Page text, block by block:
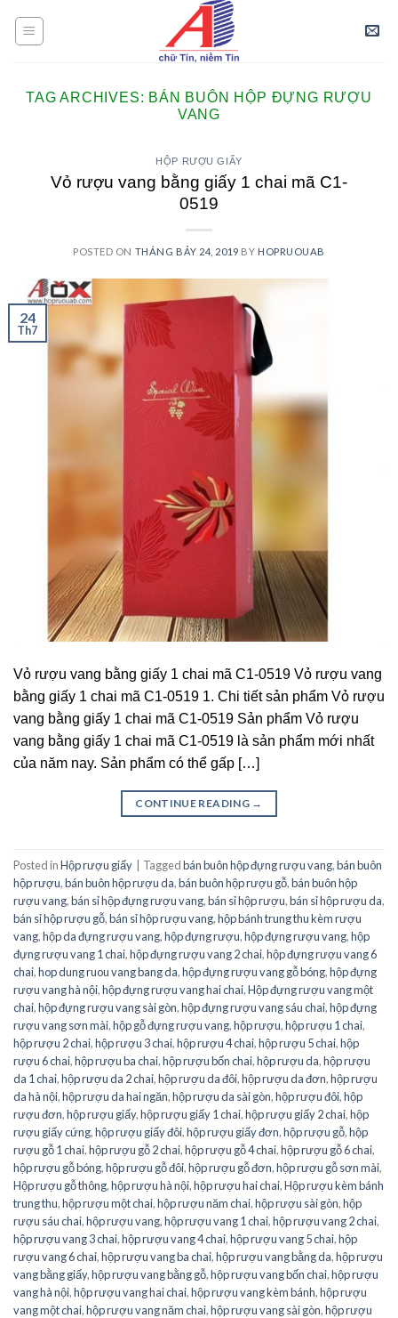
TAG ARCHIVES: BÁN BUÔN HỘP ĐỰNG RƯỢU
VANG
HỘP RƯỢU GIẤY
Vỏ rượu vang bằng giấy 1 chai mã C1-
0519
POSTED ON THÁNG BẢY 24, 2019 BY HOPRUOUAB
24
Th7
Vỏ rượu vang bằng giấy 1 chai mã C1-0519 Vỏ rượu vang
bằng giấy 1 chai mã C1-0519 1. Chi tiết sản phẩm Vỏ rượu
vang bằng giấy 1 chai mã C1-0519 Sản phẩm Vỏ rượu
vang bằng giấy 1 chai mã C1-0519 là sản phẩm mới nhất
của năm nay. Sản phẩm có thể gấp […]
CONTINUE READING →
Posted inHộp rượu giấy Taggedbán buôn hộp đựng rượu vang,bán buôn
hộp rượu,bán buôn hộp rượu da,bán buôn hộp rượu gỗ,bán buôn hộp
rượu vang,bán sỉ hộp đựng rượu vang,bán sỉ hộp rượu,bán sỉ hộp rượu da,
bán sỉ hộp rượu gỗ,bán sỉ hộp rượu vang,hộp bánh trung thu kèm rượu
vang,hộp da đựng rượu vang,hộp đựng rượu,hộp đựng rượu vang,hộp
đựng rượu vang 1 chai,hộp đựng rượu vang 2 chai,hộp đựng rượu vang 6
chai,hop dung ruou vang bang da,hộp đựng rượu vang gỗ bóng,hộp đựng
rượu vang hà nội,hộp đựng rượu vang hai chai,Hộp đựng rượu vang một
chai,hộp đựng rượu vang sài gòn,hộp đựng rượu vang sáu chai,hộp đựng
rượu vang sơn mài,hộp gỗ đựng rượu vang,hộp rượu,hộp rượu 1 chai,
hộp rượu 2 chai,hộp rượu 3 chai,hộp rượu 4 chai,hộp rượu 5 chai,hộp
rượu 6 chai,hộp rượu ba chai,hộp rượu bốn chai,hộp rượu da,hộp rượu
da 1 chai,hộp rượu da 2 chai,hộp rượu da đôi,hộp rượu da đơn,hộp rượu
da hà nội,hộp rượu da hai ngăn,hộp rượu da sài gòn,hộp rượu đôi,hộp
rượu đơn,hộp rượu giấy,hộp rượu giấy 1 chai,hộp rượu giấy 2 chai,hộp
rượu giấy cứng,hộp rượu giấy đôi,hộp rượu giấy đơn,hộp rượu gỗ,hộp
rượu gỗ 1 chai,hộp rượu gỗ 2 chai,hộp rượu gỗ 4 chai,hộp rượu gỗ 6 chai,
hộp rượu gỗ bóng,hộp rượu gỗ đôi,hộp rượu gỗ đơn,hộp rượu gỗ sơn mài,
Hộp rượu gỗ thông,hộp rượu hà nội,hộp rượu hai chai,Hộp rượu kèm bánh
trung thu,hộp rượu một chai,hộp rượu năm chai,hộp rượu sài gòn,hộp
rượu sáu chai,hộp rượu vang,hộp rượu vang 1 chai,hộp rượu vang 2 chai,
hộp rượu vang 3 chai,hộp rượu vang 4 chai,hộp rượu vang 5 chai,hộp
rượu vang 6 chai,hộp rượu vang ba chai,hộp rượu vang bằng da,hộp rượu
vang bằng giấy,hộp rượu vang bằng gỗ,hộp rượu vang bốn chai,hộp rượu
vang hà nội,hộp rượu vang hai chai,hộp rượu vang kèm bánh,hộp rượu
vang một chai,hộp rượu vang năm chai,hộp rượu vang sài gòn,hộp rượu